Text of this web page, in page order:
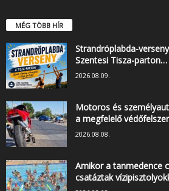
MÉG TÖBB HÍR
Strandröplabda-
Szentesi Tisza-parton…
2026.08.09.
Motoros és
a megfelelő
2026.08.08.
Amikor a tanmedence
csatáztak